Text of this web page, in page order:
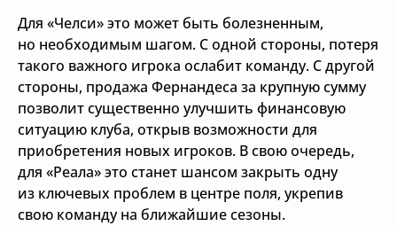
Для «Челси» это может быть болезненным,
но необходимым шагом. С одной стороны, потеря
такого важного игрока ослабит команду. С другой
стороны, продажа Фернандеса за крупную сумму
позволит существенно улучшить финансовую
ситуацию клуба, открыв возможности для
приобретения новых игроков. В свою очередь,
для «Реала» это станет шансом закрыть одну
из ключевых проблем в центре поля, укрепив
свою команду на ближайшие сезоны.